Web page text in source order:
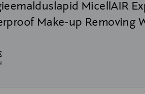
MicellAIR
Make-up Removing
Price